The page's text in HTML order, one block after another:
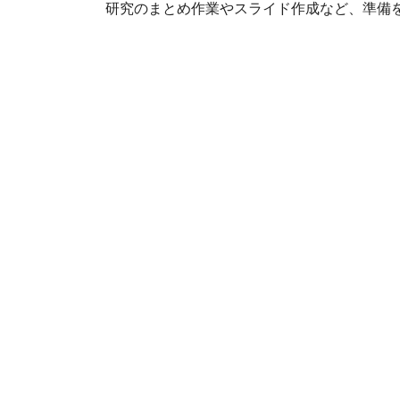
研究のまとめ作業やスライド作成など、準備